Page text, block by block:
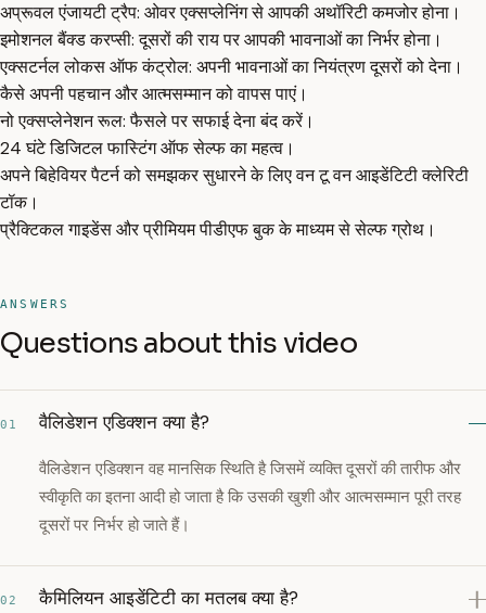
अप्रूवल एंजायटी ट्रैप: ओवर एक्सप्लेनिंग से आपकी अथॉरिटी कमजोर होना।
इमोशनल बैंक्ड करप्सी: दूसरों की राय पर आपकी भावनाओं का निर्भर होना।
एक्सटर्नल लोकस ऑफ कंट्रोल: अपनी भावनाओं का नियंत्रण दूसरों को देना।
कैसे अपनी पहचान और आत्मसम्मान को वापस पाएं।
नो एक्सप्लेनेशन रूल: फैसले पर सफाई देना बंद करें।
24 घंटे डिजिटल फास्टिंग ऑफ सेल्फ का महत्व।
अपने बिहेवियर पैटर्न को समझकर सुधारने के लिए वन टू वन आइडेंटिटी क्लेरिटी
टॉक।
प्रैक्टिकल गाइडेंस और प्रीमियम पीडीएफ बुक के माध्यम से सेल्फ ग्रोथ।
ANSWERS
Questions about this video
01 वैलिडेशन एडिक्शन क्या है?
वैलिडेशन एडिक्शन वह मानसिक स्थिति है जिसमें व्यक्ति दूसरों की तारीफ और
स्वीकृति का इतना आदी हो जाता है कि उसकी खुशी और आत्मसम्मान पूरी तरह
दूसरों पर निर्भर हो जाते हैं।
02 कैमिलियन आइडेंटिटी का मतलब क्या है?